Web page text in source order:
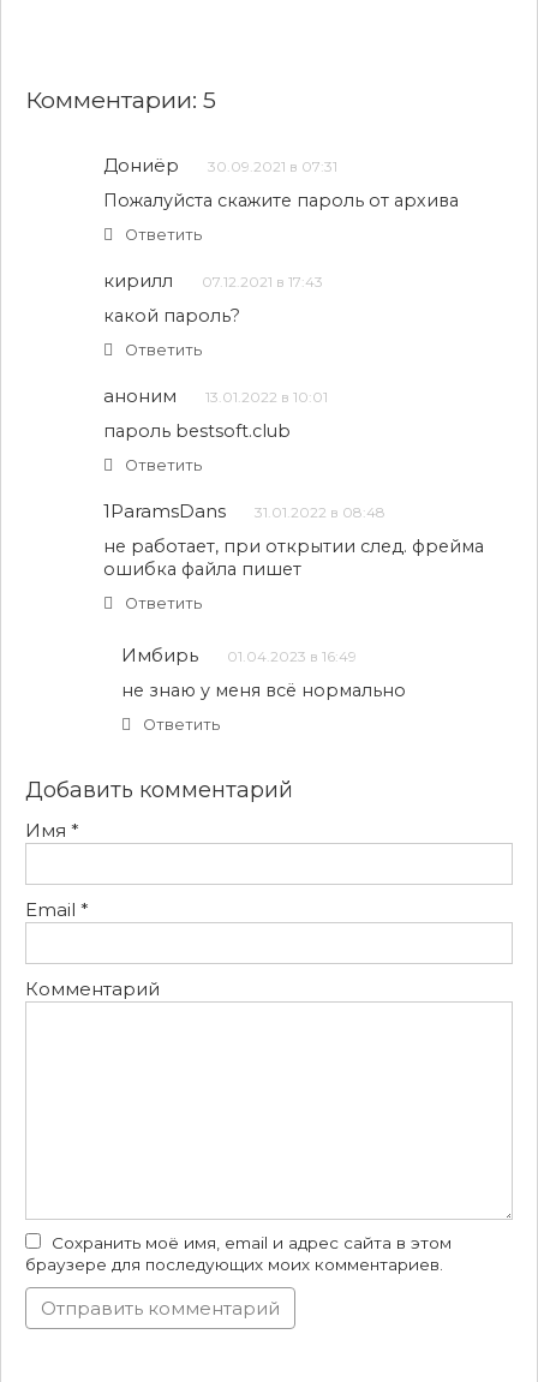
Комментарии: 5
Дониёр 30.09.2021 в 07:31
Пожалуйста скажите пароль от архива
Ответить
кирилл 07.12.2021 в 17:43
какой пароль?
Ответить
аноним 13.01.2022 в 10:01
пароль bestsoft.club
Ответить
1ParamsDans 31.01.2022 в 08:48
не работает, при открытии след. фрейма
ошибка файла пишет
Ответить
Имбирь 01.04.2023 в 16:49
не знаю у меня всё нормально
Ответить
Добавить комментарий
Имя *
Email *
Комментарий
Сохранить моё имя, email и адрес сайта в этом
браузере для последующих моих комментариев.